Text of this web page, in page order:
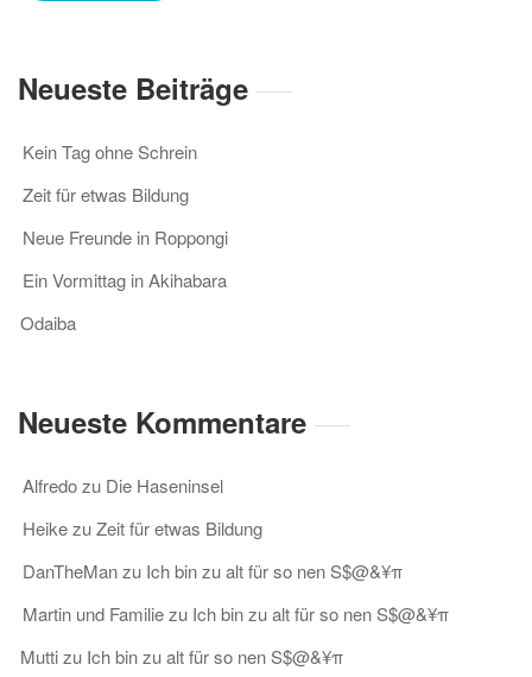
Neueste Beiträge
Kein Tag ohne Schrein
Zeit für etwas Bildung
Neue Freunde in Roppongi
Ein Vormittag in Akihabara
Odaiba
Neueste Kommentare
Alfredozu Die Haseninsel
HeikezuZeit für etwas Bildung
DanTheManzu Ich bin zu alt für so nen S$@&¥π
Martin und Familiezu Ich bin zu alt für so nen S$@&¥π
Muttizu Ich bin zu alt für so nen S$@&¥π